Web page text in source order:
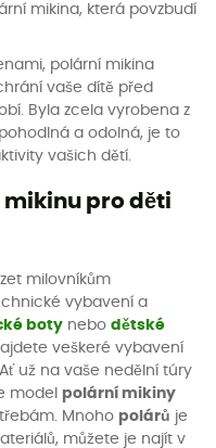
mikina, která povzbudí
polární mikina
vaše dítě před
Byla zcela vyrobena z
a odolná, je to
vašich dětí.
pro děti
milovníkům
vybavení a
boty nebo dětské
veškeré vybavení
už na vaše nedělní túry
model polární mikiny
Mnoho polárů je
můžete je najít v